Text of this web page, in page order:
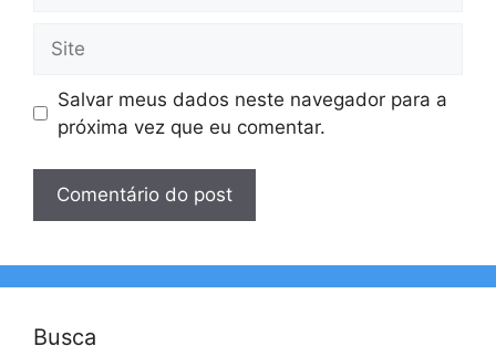
Salvar meus dados neste navegador para a
próxima vez que eu comentar.
Busca